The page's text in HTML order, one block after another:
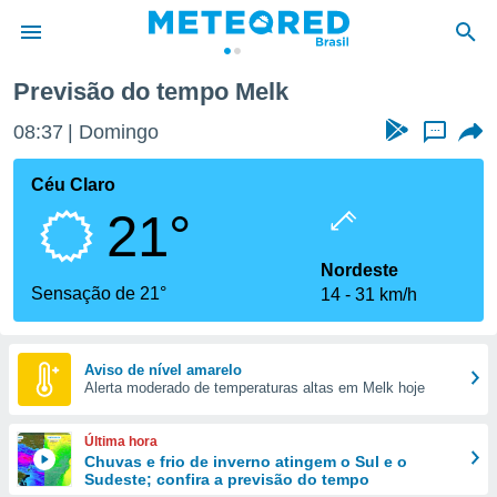
da
fornecidas
a este
das
e
forma
digital
Previsão do tempo Melk
08:37 Domingo ...
Céu Claro
21°
Sensação de 21°
Nordeste
14
31 km/h
Aviso de nível amarelo
Alerta moderado de temperaturas altas em Melk hoje
Última hora
Chuvas e frio de inverno atingem o Sul e o
Sudeste; confira a previsão do tempo